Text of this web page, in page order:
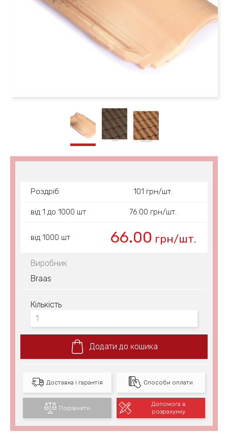
Роздріб 101 грн/шт.
від 1 до 1000 шт 76.00 грн/шт.
від 1000 шт 66.00 грн/шт.
Виробник
Braas
Кількість
Додати до кошика
Доставка і гарантія Способи оплати
Порівняти
Допомога в
розрахунку